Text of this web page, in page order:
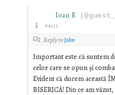
Ioan R
#6533
Reply toJohn
Important este că suntem
celor care se opun și
Evident că ducem această
BISERICĂ! Din ce am